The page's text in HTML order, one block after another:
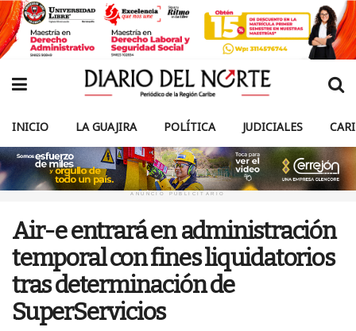
INICIO LA GUAJIRA POLÍTICA JUDICIALES
ANUNCIO PUBLICITARIO
Air-e entrará en administración
temporal con fines liquidatorios
tras determinación de
SuperServicios